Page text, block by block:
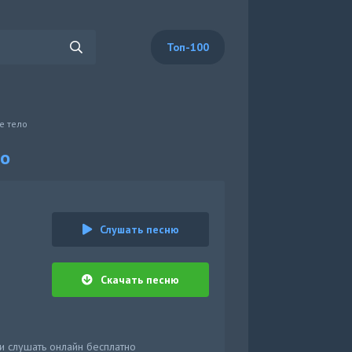
Топ-100
тело
Слушать песню
Скачать песню
онлайн бесплатно